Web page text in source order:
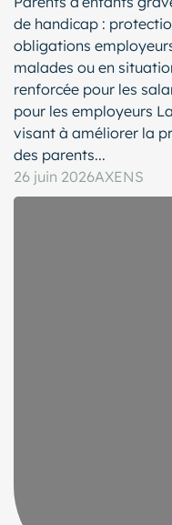
de handicap :
obligations
malades ou en
renforcée pour les
pour les employeurs
visant à améliorer la
des parents...
26 juin 2026AXENS